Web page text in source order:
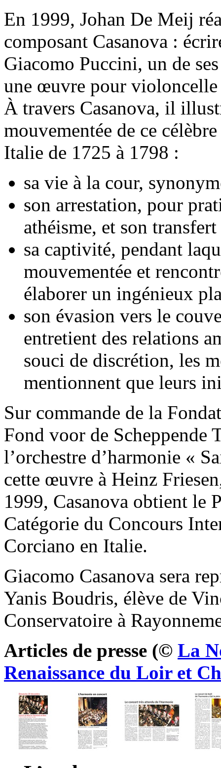
En 1999, Johan De Meij
composant Casanova :
Giacomo Puccini, un de
une œuvre pour violoncelle
À travers Casanova, il
mouvementée de ce
Italie de 1725 à 1798 :
sa vie à la cour,
son arrestation, pour
athéisme, et son
sa captivité, pendant
mouvementée et
élaborer un ingénieux
son évasion vers le
entretient des relations
souci de discrétion, les
mentionnent que leurs
Sur commande de la
Fond voor de Scheppende
l’orchestre d’harmonie «
cette œuvre à Heinz
1999, Casanova obtient le
Catégorie du Concours
Corciano en Italie.
Giacomo Casanova sera
Yanis Boudris, élève de
Conservatoire à
Articles de presse (© La
Renaissance du Loir et